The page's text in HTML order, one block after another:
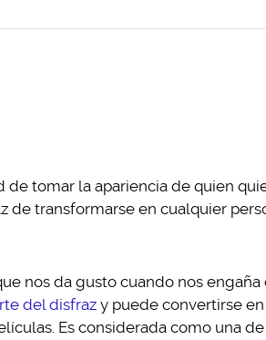
tomar la apariencia de quien
de transformarse en cualquier
nos da gusto cuando nos engaña
del disfrazy puede convertirse en
Es considerada como una